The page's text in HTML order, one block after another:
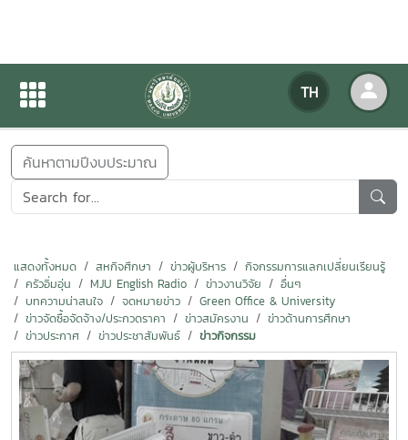
TH
ข่าวสารกิจกรรม
ค้นหาตามปีงบประมาณ
แสดงทั้งหมด สหกิจศึกษา ข่าวผู้บริหาร
กิจกรรมการแลกเปลี่ยนเรียนรู้
ครัวอิ่มอุ่น
MJU English Radio ข่าวงานวิจัย
อื่นๆ
บทความน่าสนใจ
จดหมายข่าว
Green Office & University
ข่าวจัดซื้อจัดจ้าง/ประกวดราคา
ข่าวสมัครงาน
ข่าวด้านการศึกษา
ข่าวประกาศ
ข่าวประชาสัมพันธ์ ข่าวกิจกรรม